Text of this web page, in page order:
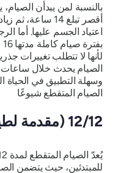
بالنسبة لمن يبدأن الصيام،
اعتياد الجسم عليها. أما
لأنها لا تتطلب تغييرات
وسهلة التطبيق في الحياة
الصيام المتقطع شيوعًا
12/12 (مقدمة لطيفة)